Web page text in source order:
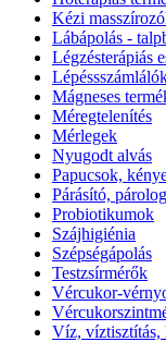
Kézi
Lábápolás -
Légzésterápiás
Mágneses
Méregtelenítés
Mérlegek
Nyugodt alvás
Papucsok,
Párásító,
Probiotikumok
Szájhigiénia
Szépségápolás
Testzsírmérők
Vércukor-
Víz, víztisztítás,